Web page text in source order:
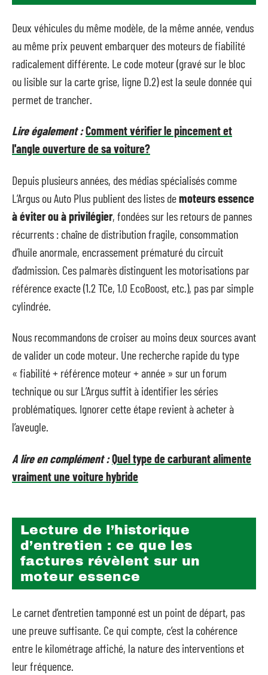
Deux véhicules du même modèle, de la même année, vendus
au même prix peuvent embarquer des moteurs de fiabilité
radicalement différente. Le code moteur (gravé sur le bloc
ou lisible sur la carte grise, ligne D.2) est la seule donnée qui
permet de trancher.
Lire également :Comment vérifier le pincement et
l'angle ouverture de sa voiture?
Depuis plusieurs années, des médias spécialisés comme
L’Argus ou Auto Plus publient des listes demoteurs essence
à éviter ou à privilégier, fondées sur les retours de pannes
récurrents : chaîne de distribution fragile, consommation
d’huile anormale, encrassement prématuré du circuit
d’admission. Ces palmarès distinguent les motorisations par
référence exacte (1.2 TCe, 1.0 EcoBoost, etc.), pas par simple
cylindrée.
Nous recommandons de croiser au moins deux sources avant
de valider un code moteur. Une recherche rapide du type
« fiabilité + référence moteur + année » sur un forum
technique ou sur L’Argus suffit à identifier les séries
problématiques. Ignorer cette étape revient à acheter à
l’aveugle.
A lire en complément :Quel type de carburant alimente
vraiment une voiture hybride
Lecture de l’historique
d’entretien : ce que les
factures révèlent sur un
moteur essence
Le carnet d’entretien tamponné est un point de départ, pas
une preuve suffisante. Ce qui compte, c’est la cohérence
entre le kilométrage affiché, la nature des interventions et
leur fréquence.